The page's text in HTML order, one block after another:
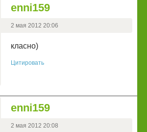
enni159
2 мая 2012 20:06
класно)
Цитировать
enni159
2 мая 2012 20:08